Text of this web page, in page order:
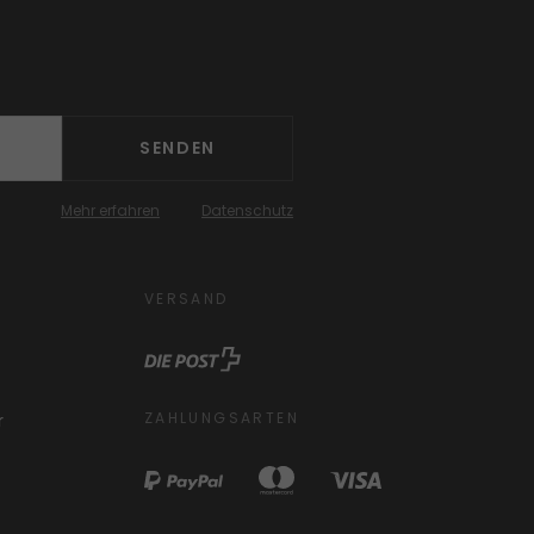
SENDEN
Mehr erfahren Datenschutz
VERSAND
ZAHLUNGSARTEN